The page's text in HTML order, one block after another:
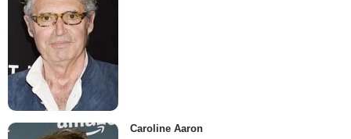
Caroline Aaron